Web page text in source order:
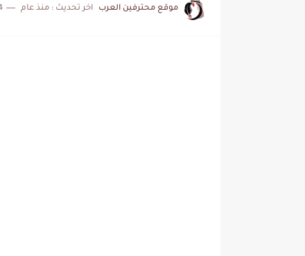
موقع محترفين العرب اخر تحديث : منذ عام 4